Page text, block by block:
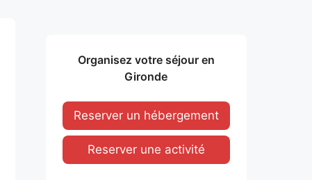
Organisez votre séjour en
Gironde
Reserver un hébergement
Reserver une activité